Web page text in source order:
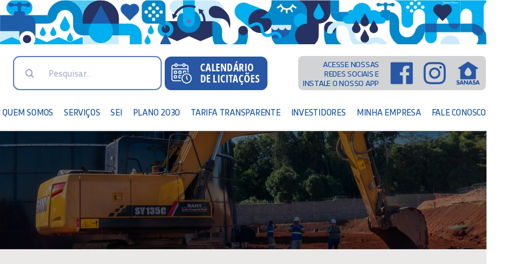
Search
ACESSE NOSSAS
REDES SOCIAIS E
INSTALE O NOSSO APP
QUEM SOMOS SERVIÇOS SEI PLANO 2030 TARIFA TRANSPARENTE INVESTIDORES MINHA EMPRESA FALE CONOSCO